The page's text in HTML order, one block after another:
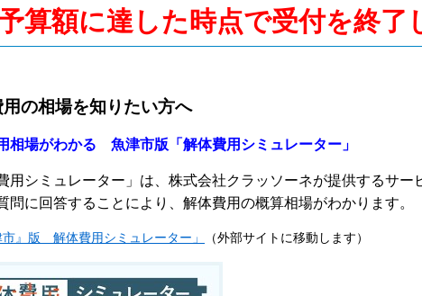
算額に達した時点で受付を終
の相場を知りたい方へ
相場がわかる 魚津市版「解体費用シミュレーター」
用シミュレーター」は、株式会社クラッソーネが提供するサー
問に回答することにより、解体費用の概算相場がわかります。
市』版 解体費用シミュレーター」 （外部サイトに移動します）